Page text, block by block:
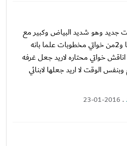
جديد وهو شديد البياض وكبير مع
انه مكون من 3غرف وانا و2من خواتي مخطوبات علما بانه
خواتي محتاره لاريد جعل غرفه
الوقت لا اريد جعلها لابنائي
.
23-01-2016